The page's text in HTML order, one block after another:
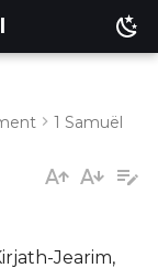
1 Samuël
Jearim,